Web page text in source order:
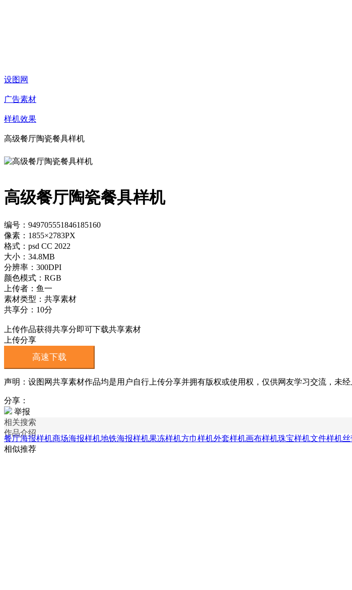
设图网
广告素材
样机效果
高级餐厅陶瓷餐具样机
高级餐厅陶瓷餐具样机
编号：949705551846185160
像素：1855×2783PX
格式：psd CC 2022
大小：34.8MB
分辨率：300DPI
颜色模式：RGB
上传者：鱼一
素材类型：共享素材
共享分：10分
上传作品获得共享分即可下载共享素材
上传分享
高速下载
声明：设图网共享素材作品均是用户自行上传分享并拥有版权或使用权，仅供网友学习交流，未
分享：
举报
相关搜索
作品介绍
餐厅海报样机商场海报样机地铁海报样机果冻样机方巾样机外套样机画布样机珠宝样机文件样机丝
相似推荐